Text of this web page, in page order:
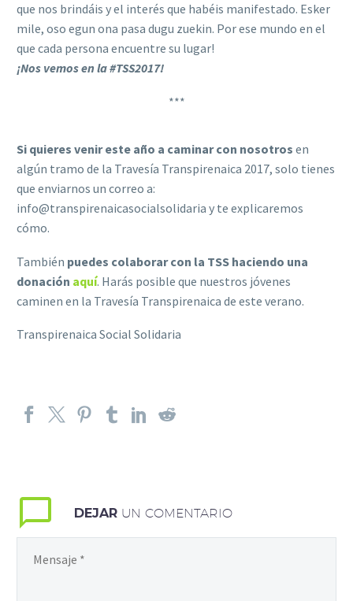
que nos brindáis y el interés que habéis manifestado. Esker
mile, oso egun ona pasa dugu zuekin. Por ese mundo en el
que cada persona encuentre su lugar!
¡Nos vemos en la #TSS2017!
***
Si quieres venir este año a caminar con nosotros en
algún tramo de la Travesía Transpirenaica 2017, solo tienes
que enviarnos un correo a:
info@transpirenaicasocialsolidaria y te explicaremos
cómo.
También puedes colaborar con la TSS haciendo una
donación aquí. Harás posible que nuestros jóvenes
caminen en la Travesía Transpirenaica de este verano.
Transpirenaica Social Solidaria
DEJAR UN COMENTARIO